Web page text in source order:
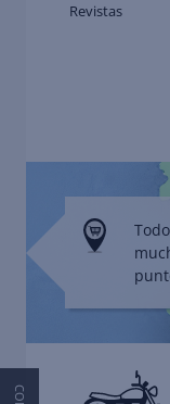
Revistas